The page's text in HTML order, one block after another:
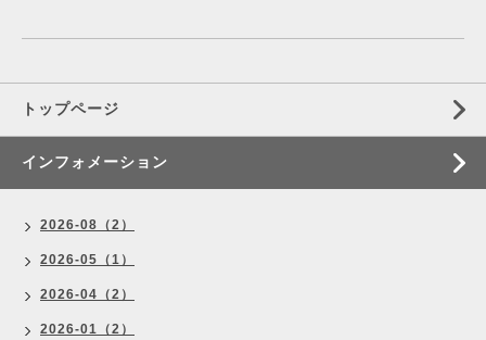
トップページ
インフォメーション
2026-08（2）
2026-05（1）
2026-04（2）
2026-01（2）